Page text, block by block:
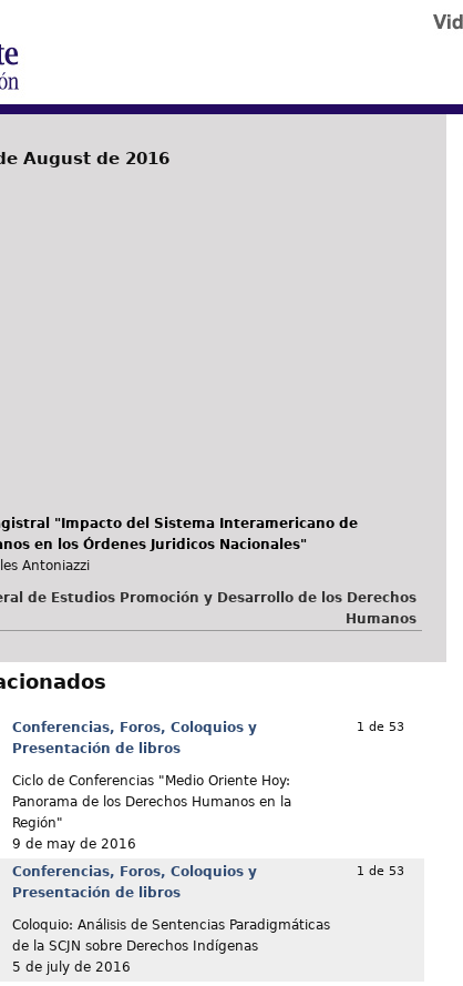
August de 2016
"Impacto del Sistema Interamericano de
en los Órdenes Juridicos Nacionales"
Antoniazzi
de Estudios Promoción y Desarrollo de los Derechos
Humanos
Conferencias, Foros, Coloquios y
Presentación de libros
Ciclo de Conferencias "Medio Oriente Hoy:
Panorama de los Derechos Humanos en la
Región"
9 de may de 2016
1 de 53
Conferencias, Foros, Coloquios y
Presentación de libros
Coloquio: Análisis de Sentencias Paradigmáticas
de la SCJN sobre Derechos Indígenas
5 de july de 2016
1 de 53